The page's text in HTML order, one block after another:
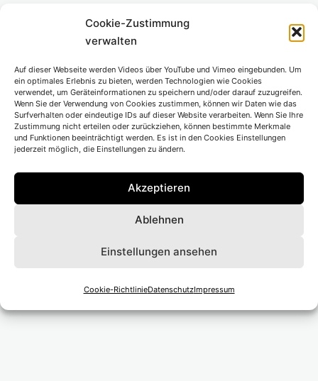
Cookie-Zustimmung
verwalten
Auf dieser Webseite werden Videos über YouTube und Vimeo eingebunden. Um
ein optimales Erlebnis zu bieten, werden Technologien wie Cookies
verwendet, um Geräteinformationen zu speichern und/oder darauf zuzugreifen.
Wenn Sie der Verwendung von Cookies zustimmen, können wir Daten wie das
Surfverhalten oder eindeutige IDs auf dieser Website verarbeiten. Wenn Sie Ihre
Zustimmung nicht erteilen oder zurückziehen, können bestimmte Merkmale
und Funktionen beeinträchtigt werden. Es ist in den Cookies Einstellungen
jederzeit möglich, die Einstellungen zu ändern.
Akzeptieren
Ablehnen
Einstellungen ansehen
Cookie-RichtlinieDatenschutzImpressum
Kommende Veranstaltungen
Ort</li>
Beitragsnavigation
Vorheriger Beitrag
Staatsschauspiel Dresden
Nächster Beitrag